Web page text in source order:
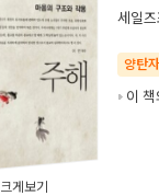
크게보기
세일
양탄
이